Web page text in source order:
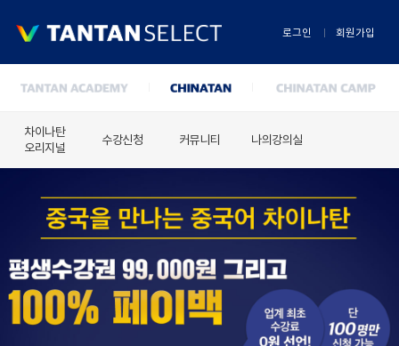
로그인 회원가입
차이나탄
오리지널
수강신청 커뮤니티 나의강의실